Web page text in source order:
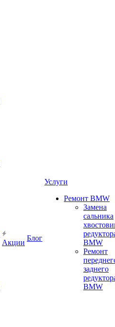
Акции
Блог
Услуги
Ремонт BMW
Замена
сальника
BMW
Ремонт
заднего
BMW